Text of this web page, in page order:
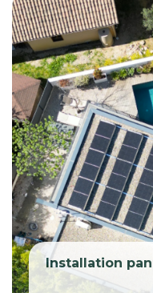
Installation